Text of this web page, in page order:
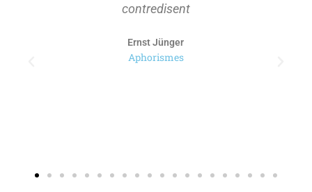
contredisent
Ernst Jünger
Aphorismes